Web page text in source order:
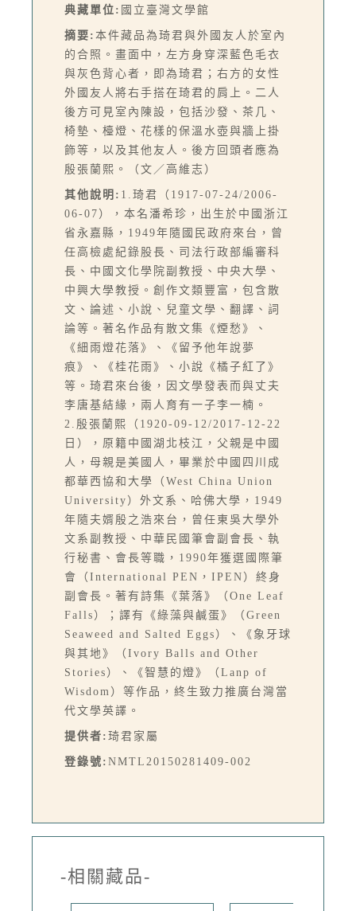
典藏單位: 國立臺灣文學館
摘要: 本件藏品為琦君與外國友人於室內
的合照。畫面中，左方身穿深藍色毛衣
與灰色背心者，即為琦君；右方的女性
外國友人將右手搭在琦君的肩上。二人
後方可見室內陳設，包括沙發、茶几、
椅墊、檯燈、花樣的保溫水壺與牆上掛
飾等，以及其他友人。後方回頭者應為
殷張蘭熙。（文／高維志）
其他說明: 1.琦君（1917-07-24/2006-
06-07），本名潘希珍，出生於中國浙江
省永嘉縣，1949年隨國民政府來台，曾
任高檢處紀錄股長、司法行政部編審科
長、中國文化學院副教授、中央大學、
中興大學教授。創作文類豐富，包含散
文、論述、小說、兒童文學、翻譯、詞
論等。著名作品有散文集《煙愁》、
《細雨燈花落》、《留予他年說夢
痕》、《桂花雨》、小說《橘子紅了》
等。琦君來台後，因文學發表而與丈夫
李唐基結緣，兩人育有一子李一楠。
2.殷張蘭熙（1920-09-12/2017-12-22
日），原籍中國湖北枝江，父親是中國
人，母親是美國人，畢業於中國四川成
都華西協和大學（West China Union
University）外文系、哈佛大學，1949
年隨夫婿殷之浩來台，曾任東吳大學外
文系副教授、中華民國筆會副會長、執
行秘書、會長等職，1990年獲選國際筆
會（International PEN，IPEN）終身
副會長。著有詩集《葉落》（One Leaf
Falls）；譯有《綠藻與鹹蛋》（Green
Seaweed and Salted Eggs）、《象牙球
與其地》（Ivory Balls and Other
Stories）、《智慧的燈》（Lanp of
Wisdom）等作品，終生致力推廣台灣當
代文學英譯。
提供者: 琦君家屬
登錄號: NMTL20150281409-002
-相關藏品-